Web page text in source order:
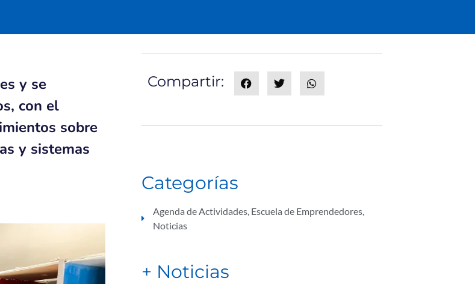
y se
con el
sobre
y sistemas
Compartir:
Categorías
Agenda de Actividades, Escuela de Emprendedores,
Noticias
+ Noticias